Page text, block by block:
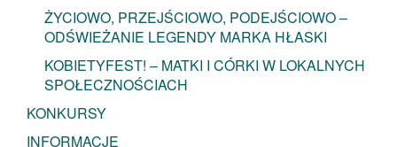
ŻYCIOWO, PRZEJŚCIOWO, PODEJŚCIOWO –
ODŚWIEŻANIE LEGENDY MARKA HŁASKI
KOBIETYFEST! – MATKI I CÓRKI W LOKALNYCH
SPOŁECZNOŚCIACH
KONKURSY
INFORMACJE